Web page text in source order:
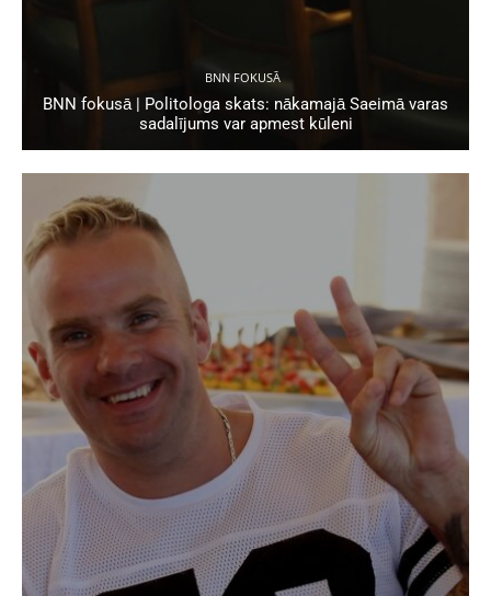
BNN FOKUSĀ
BNN fokusā | Politologa skats: nākamajā Saeimā varas
sadalījums var apmest kūleni